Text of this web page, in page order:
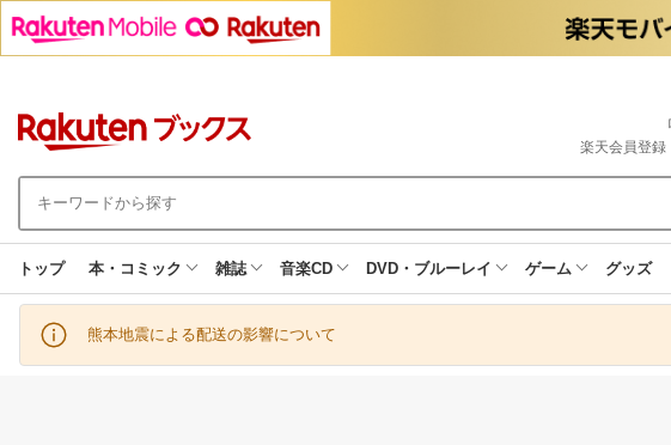
楽天会員登録
トップ 本・コミック 雑誌 音楽CD DVD・ブルーレイ ゲーム グッズ
熊本地震による配送の影響について